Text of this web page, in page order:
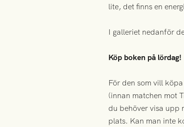
lite, det finns en
I galleriet nedanför
Köp boken på lördag!
För den som vill
(innan matchen mot
du behöver visa upp
plats. Kan man inte